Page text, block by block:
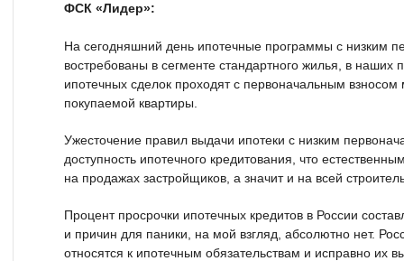
ФСК «Лидер»:
На сегодняшний день ипотечные программы с низким
востребованы в сегменте стандартного жилья, в наших
ипотечных сделок проходят с первоначальным взносом
покупаемой квартиры.
Ужесточение правил выдачи ипотеки с низким
доступность ипотечного кредитования, что
на продажах застройщиков, а значит и на всей
Процент просрочки ипотечных кредитов в России
и причин для паники, на мой взгляд, абсолютно нет.
относятся к ипотечным обязательствам и исправно их